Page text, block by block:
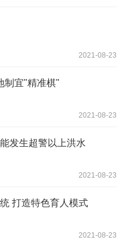
2021-08-23
制宜"精准棋"
2021-08-23
发生超警以上洪水
2021-08-23
打造特色育人模式
2021-08-23